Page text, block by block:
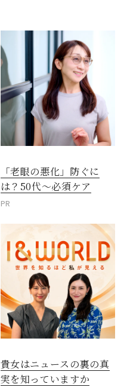
「老眼の悪化」防ぐに
は？50代～必須ケア
PR
貴女はニュースの裏の真
実を知っていますか